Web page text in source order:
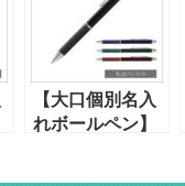
【大口個別名入
れボールペン】